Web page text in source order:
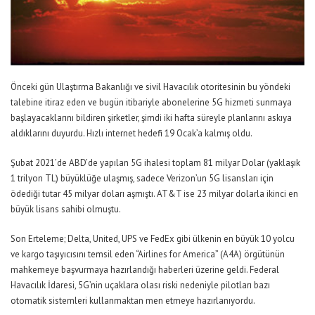
Önceki gün Ulaştırma Bakanlığı ve sivil Havacılık otoritesinin bu yöndeki
talebine itiraz eden ve bugün itibariyle abonelerine 5G hizmeti sunmaya
başlayacaklarını bildiren şirketler, şimdi iki hafta süreyle planlarını askıya
aldıklarını duyurdu. Hızlı internet hedefi 19 Ocak’a kalmış oldu.
Şubat 2021’de ABD’de yapılan 5G ihalesi toplam 81 milyar Dolar (yaklaşık
1 trilyon TL) büyüklüğe ulaşmış, sadece Verizon’un 5G lisansları için
ödediği tutar 45 milyar doları aşmıştı. AT&T ise 23 milyar dolarla ikinci en
büyük lisans sahibi olmuştu.
Son Erteleme; Delta, United, UPS ve FedEx gibi ülkenin en büyük 10 yolcu
ve kargo taşıyıcısını temsil eden “Airlines for America” (A4A) örgütünün
mahkemeye başvurmaya hazırlandığı haberleri üzerine geldi. Federal
Havacılık İdaresi, 5G’nin uçaklara olası riski nedeniyle pilotları bazı
otomatik sistemleri kullanmaktan men etmeye hazırlanıyordu.